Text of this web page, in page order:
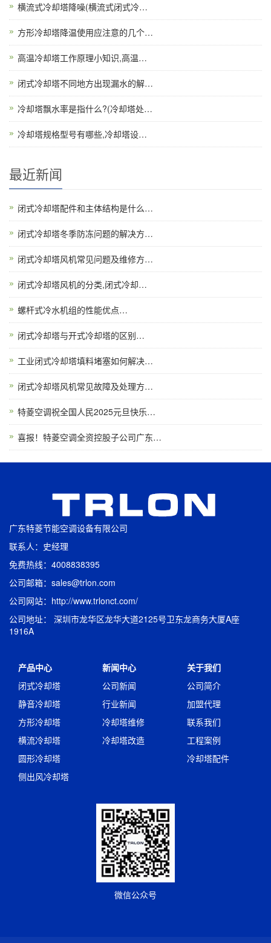
横流式冷却塔降噪(横流式闭式冷…
方形冷却塔降温使用应注意的几个…
高温冷却塔工作原理小知识,高温…
闭式冷却塔不同地方出现漏水的解…
冷却塔飘水率是指什么?(冷却塔处…
冷却塔规格型号有哪些,冷却塔设…
最近新闻
闭式冷却塔配件和主体结构是什么…
闭式冷却塔冬季防冻问题的解决方…
闭式冷却塔风机常见问题及维修方…
闭式冷却塔风机的分类,闭式冷却…
螺杆式冷水机组的性能优点…
闭式冷却塔与开式冷却塔的区别…
工业闭式冷却塔填料堵塞如何解决…
闭式冷却塔风机常见故障及处理方…
特菱空调祝全国人民2025元旦快乐…
喜报！特菱空调全资控股子公司广东…
广东特菱节能空调设备有限公司
联系人：史经理
免费热线：4008838395
公司邮箱：sales@trlon.com
公司网站：http://www.trlonct.com/
公司地址： 深圳市龙华区龙华大道2125号卫东龙商务大厦A座
1916A
产品中心
闭式冷却塔
静音冷却塔
方形冷却塔
横流冷却塔
圆形冷却塔
侧出风冷却塔
新闻中心
公司新闻
行业新闻
冷却塔维修
冷却塔改造
关于我们
公司简介
加盟代理
联系我们
工程案例
冷却塔配件
微信公众号